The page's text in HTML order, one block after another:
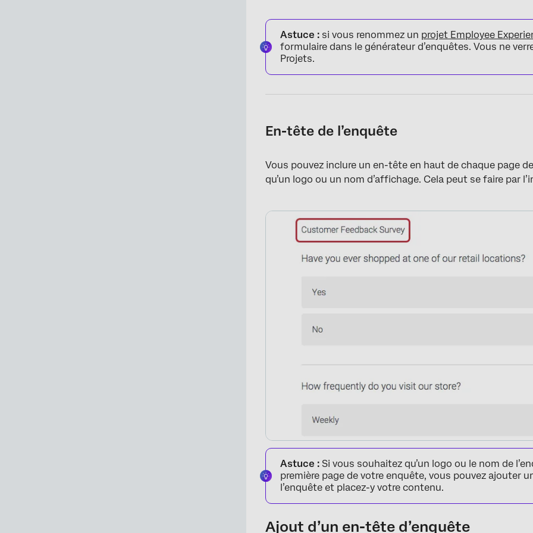
Astuce : si vous renommez un projet Employee
formulaire dans le générateur d’enquêtes. Vous ne
Projets.
En-tête de l’enquête
Vous pouvez inclure un en-tête en haut de chaque page
qu’un logo ou un nom d’affichage. Cela peut se faire par
Astuce : Si vous souhaitez qu’un logo ou le nom de
première page de votre enquête, vous pouvez ajouter
l’enquête et placez-y votre contenu.
Ajout d’un en-tête d’enquête